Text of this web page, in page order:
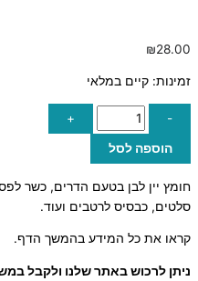
₪28.00
זמינות: קיים במלאי
-
+
הוספה לסל
חומץ יין לבן בטעם הדרים, כשר
סלטים, כבסיס לרטבים ועוד.
קראו את כל המידע בהמשך הדף.
ניתן לרכוש באתר שלנו ולקבל